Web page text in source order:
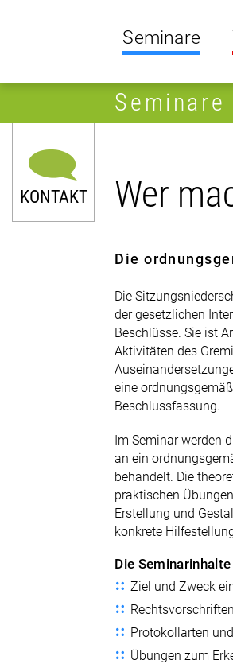
Seminare
Seminare
KONTAKT
Tel. 0211 9046-870
E-Mail senden
Wer
Die
Die
der gesetzlichen
Beschlüsse. Sie ist
Aktivitäten des
eine
Beschlussfassung.
Im Seminar werden
an ein
behandelt. Die
praktischen
Erstellung und
konkrete
Die
Ziel und Zweck
Protokollarten
Übungen zum